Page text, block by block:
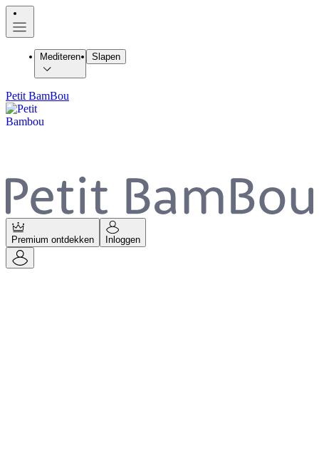
Mediteren Slapen
Petit BamBou
Premium ontdekken Inloggen